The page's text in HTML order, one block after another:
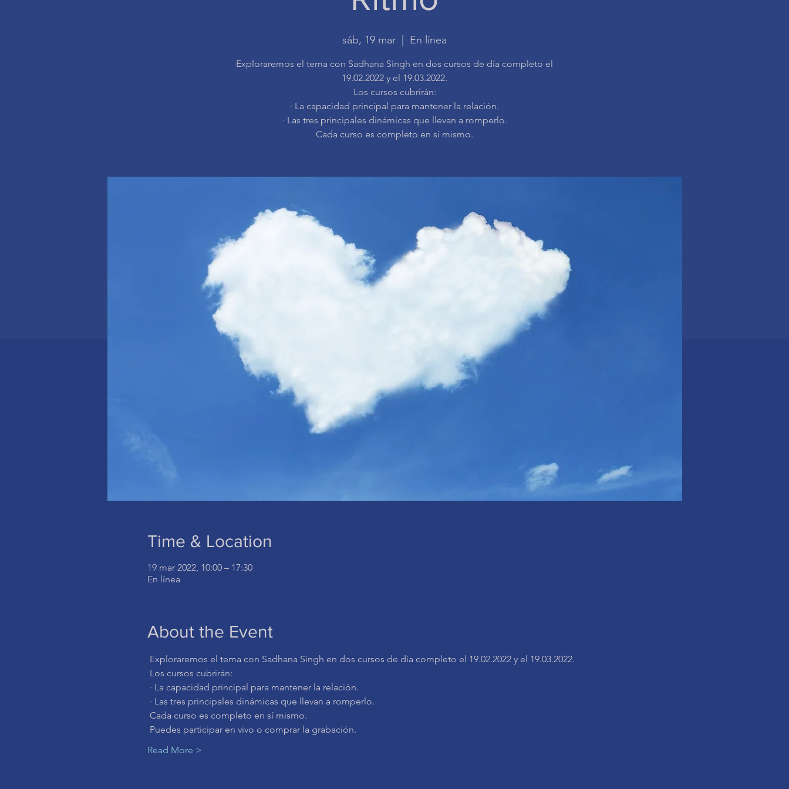
sáb, 19 mar En línea
Exploraremos el tema con Sadhana Singh en dos cursos de día completo el
19.02.2022 y el 19.03.2022.
Los cursos cubrirán:
· La capacidad principal para mantener la relación.
· Las tres principales dinámicas que llevan a romperlo.
Cada curso es completo en sí mismo.
Time & Location
19 mar 2022, 10:00 – 17:30
En línea
About the Event
Exploraremos el tema con Sadhana Singh en dos cursos de día completo el 19.02.2022 y el 19.03.2022.
Los cursos cubrirán:
· La capacidad principal para mantener la relación.
· Las tres principales dinámicas que llevan a romperlo.
Cada curso es completo en sí mismo.
Puedes participar en vivo o comprar la grabación.
Read More >